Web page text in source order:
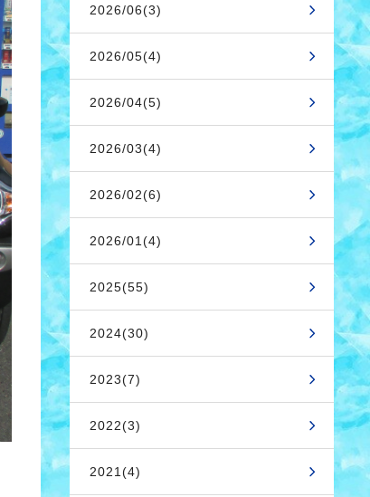
2026/06(3)
2026/05(4)
2026/04(5)
2026/03(4)
2026/02(6)
2026/01(4)
2025(55)
2024(30)
2023(7)
2022(3)
2021(4)